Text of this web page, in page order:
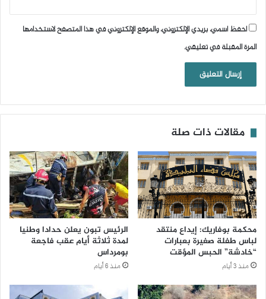
احفظ اسمي، بريدي الإلكتروني، والموقع الإلكتروني في هذا المتصفح لاستخدامها
المرة المقبلة في تعليقي.
مقالات ذات صلة
محكمة بوفاريك: إيداع منتقد
لباس طفلة صغيرة بعبارات
“خادشة” الحبس المؤقت
منذ 3 أيام
الرئيس تبون يعلن حدادا وطنيا
لمدة ثلاثة أيام عقب فاجعة
بومرداس
منذ 6 أيام